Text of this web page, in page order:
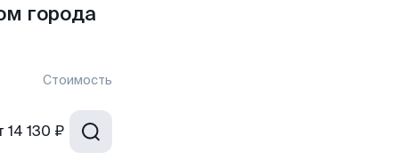
города
Стоимость
14 130 ₽